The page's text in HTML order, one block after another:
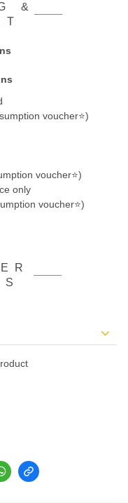
&
voucher⭐)
voucher⭐)
only
voucher⭐)